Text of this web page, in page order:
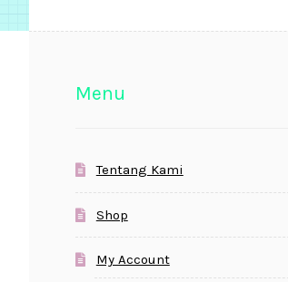
Menu
Tentang Kami
Shop
My Account